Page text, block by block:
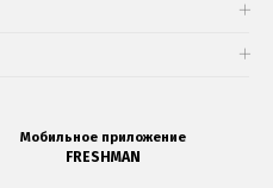
Мобильное приложение
FRESHMAN